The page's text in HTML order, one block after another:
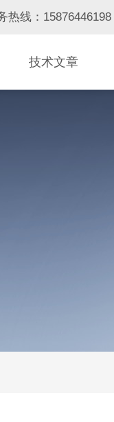
热线：15876446198
技术文章